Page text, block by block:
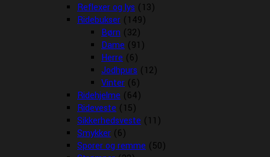
Reflexer og lys (13)
Ridebukser (149)
Børn (32)
Dame (91)
Herre (6)
Jodhpurs (12)
Vinter (6)
Ridehjelme (64)
Rideveste (15)
Sikkerhedsveste (11)
Smykker (6)
Sporer og remme (50)